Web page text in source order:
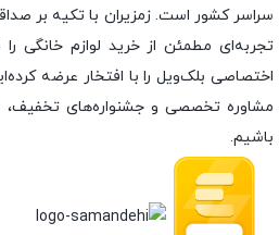
سراسر کشور است. زمزیران با تکیه بر
تجربه‌ای مطمئن از خرید لوازم خانگی
اختصاصی بلک‌ویل را با افتخار عرضه
مشاوره تخصصی و جشنواره‌های تخفیف،
باشیم.